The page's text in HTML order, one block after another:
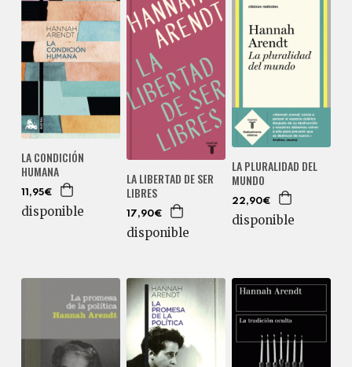
LA CONDICIÓN
HUMANA
11,95€
disponible
LA LIBERTAD DE SER
LIBRES
17,90€
disponible
LA PLURALIDAD DEL
MUNDO
22,90€
disponible